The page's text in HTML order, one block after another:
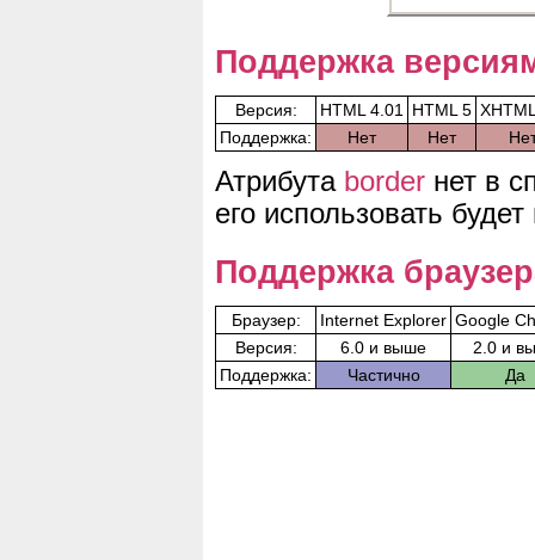
Поддержка
Версия: HTML 4.01 HTML 5
Поддержка:
Нет Нет
Атрибута border нет в
его использовать
Поддержка
Браузер: Internet Explorer Google
Версия:
6.0 и выше
2.0 и
Поддержка:
Частично Да